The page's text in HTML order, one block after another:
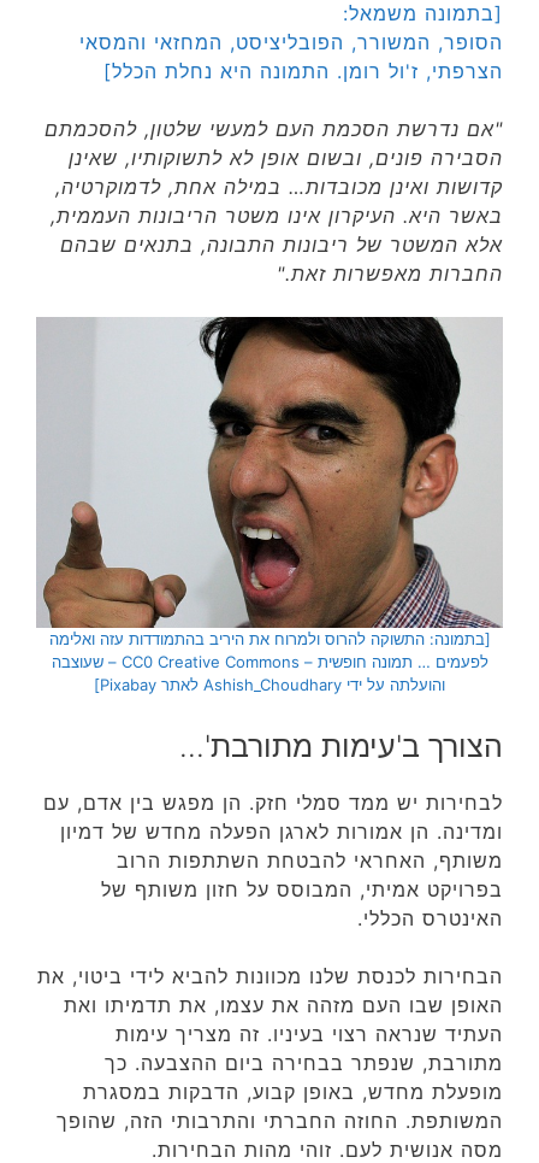
[בתמונה משמאל:
הסופר, המשורר, הפובליציסט, המחזאי והמסאי
הצרפתי, ז'ול רומן. התמונה היא נחלת הכלל]
"אם נדרשת הסכמת העם למעשי שלטון, להסכמתם
הסבירה פונים, ובשום אופן לא לתשוקותיו, שאינן
קדושות ואינן מכובדות… במילה אחת, לדמוקרטיה,
באשר היא. העיקרון אינו משטר הריבונות העממית,
אלא המשטר של ריבונות התבונה, בתנאים שבהם
החברות מאפשרות זאת."
[בתמונה: התשוקה להרוס ולמרוח את היריב בהתמודדות עזה ואלימה
לפעמים … תמונה חופשית – CC0 Creative Commons – שעוצבה
והועלתה על ידי Ashish_Choudhary לאתר Pixabay]
הצורך ב'עימות מתורבת'…
לבחירות יש ממד סמלי חזק. הן מפגש בין אדם, עם
ומדינה. הן אמורות לארגן הפעלה מחדש של דמיון
משותף, האחראי להבטחת השתתפות הרוב
בפרויקט אמיתי, המבוסס על חזון משותף של
האינטרס הכללי.
הבחירות לכנסת שלנו מכוונות להביא לידי ביטוי, את
האופן שבו העם מזהה את עצמו, את תדמיתו ואת
העתיד שנראה רצוי בעיניו. זה מצריך עימות
מתורבת, שנפתר בבחירה ביום ההצבעה. כך
מופעלת מחדש, באופן קבוע, הדבקות במסגרת
המשותפת. החוזה החברתי והתרבותי הזה, שהופך
מסה אנושית לעם. זוהי מהות הבחירות.